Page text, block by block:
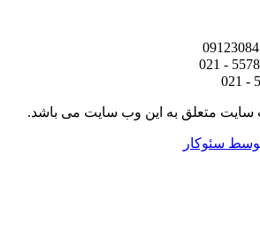
به این وب سایت می باشد.